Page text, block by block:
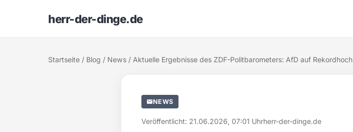
herr-der-dinge.de
Startseite / Blog / News / Aktuelle Ergebnisse des ZDF-Politbarometers: AfD auf Rekordhoch
NEWS
Veröffentlicht: 21.06.2026, 07:01 Uhrherr-der-dinge.de